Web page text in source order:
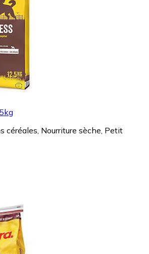
céréales, Nourriture sèche, Petit